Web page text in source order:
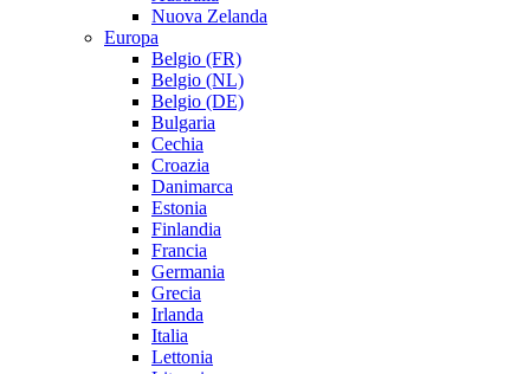
Nuova Zelanda
Europa
Belgio (FR)
Belgio (NL)
Belgio (DE)
Bulgaria
Cechia
Croazia
Danimarca
Estonia
Finlandia
Francia
Germania
Grecia
Irlanda
Italia
Lettonia